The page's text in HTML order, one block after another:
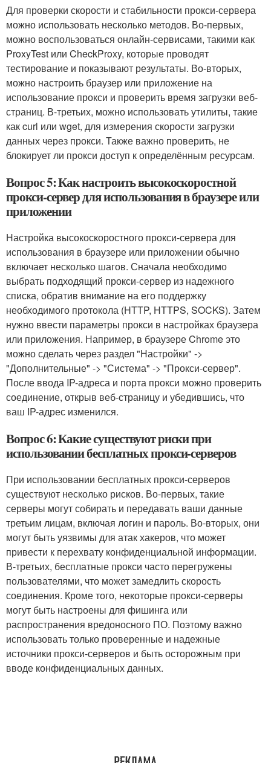
Для проверки скорости и стабильности прокси-сервера
можно использовать несколько методов. Во-первых,
можно воспользоваться онлайн-сервисами, такими как
ProxyTest или CheckProxy, которые проводят
тестирование и показывают результаты. Во-вторых,
можно настроить браузер или приложение на
использование прокси и проверить время загрузки веб-
страниц. В-третьих, можно использовать утилиты, такие
как curl или wget, для измерения скорости загрузки
данных через прокси. Также важно проверить, не
блокирует ли прокси доступ к определённым ресурсам.
Вопрос 5: Как настроить высокоскоростной
прокси-сервер для использования в браузере или
приложении
Настройка высокоскоростного прокси-сервера для
использования в браузере или приложении обычно
включает несколько шагов. Сначала необходимо
выбрать подходящий прокси-сервер из надежного
списка, обратив внимание на его поддержку
необходимого протокола (HTTP, HTTPS, SOCKS). Затем
нужно ввести параметры прокси в настройках браузера
или приложения. Например, в браузере Chrome это
можно сделать через раздел "Настройки" ->
"Дополнительные" -> "Система" -> "Прокси-сервер".
После ввода IP-адреса и порта прокси можно проверить
соединение, открыв веб-страницу и убедившись, что
ваш IP-адрес изменился.
Вопрос 6: Какие существуют риски при
использовании бесплатных прокси-серверов
При использовании бесплатных прокси-серверов
существуют несколько рисков. Во-первых, такие
серверы могут собирать и передавать ваши данные
третьим лицам, включая логин и пароль. Во-вторых, они
могут быть уязвимы для атак хакеров, что может
привести к перехвату конфиденциальной информации.
В-третьих, бесплатные прокси часто перегружены
пользователями, что может замедлить скорость
соединения. Кроме того, некоторые прокси-серверы
могут быть настроены для фишинга или
распространения вредоносного ПО. Поэтому важно
использовать только проверенные и надежные
источники прокси-серверов и быть осторожным при
вводе конфиденциальных данных.